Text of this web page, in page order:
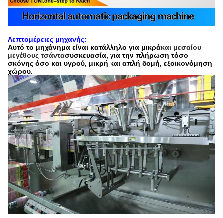
Λεπτομέρειες μηχανής:
Αυτό το μηχάνημα είναι κατάλληλο για μικράκαι μεσαίου
μεγέθους τσάντασυσκευασία, για την πλήρωση τόσο
σκόνης όσο και υγρού, μικρή και απλή δομή, εξοικονόμηση
χώρου.